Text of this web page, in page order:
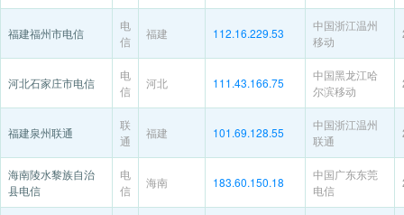
福建福州市电信
电
信
福建 112.16.229.53
中国浙江温州
移动
河北石家庄市电信
电
信
河北 111.43.166.75
中国黑龙江哈
尔滨移动
福建泉州联通
联
通
福建 101.69.128.55
中国浙江温州
联通
海南陵水黎族自治
县电信
电
信
海南 183.60.150.18
中国广东东莞
电信